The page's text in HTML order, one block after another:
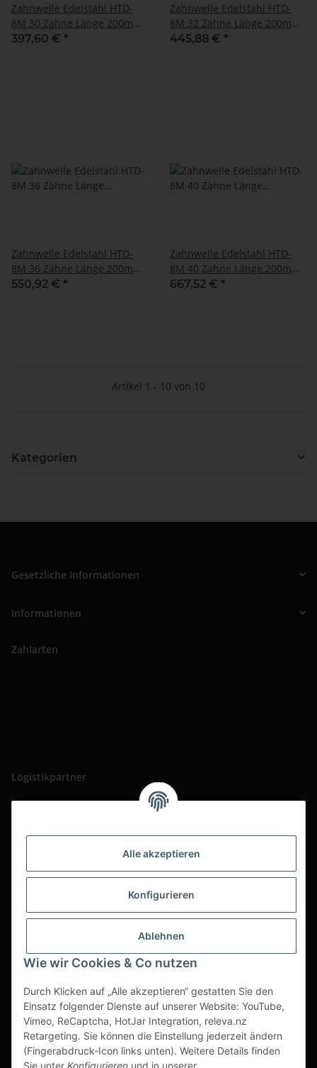
Alle akzeptieren
Konfigurieren
Ablehnen
Wie wir Cookies & Co nutzen
Durch Klicken auf „Alle akzeptieren“ gestatten Sie den
Einsatz folgender Dienste auf unserer Website: YouTube,
Vimeo, ReCaptcha, HotJar Integration, releva.nz
Retargeting. Sie können die Einstellung jederzeit ändern
(Fingerabdruck-Icon links unten). Weitere Details finden
Sie unter Konfigurieren und in unserer
Zahnwelle Edelstahl HTD-
8M 30 Zähne Länge 200mm
1.4305
397,60 € *
Zahnwelle Edelstahl HTD-
8M 32 Zähne Länge 200mm
1.4305
445,88 € *
Zahnwelle Edelstahl HTD-
8M 36 Zähne Länge 200mm
1.4305
550,92 € *
Zahnwelle Edelstahl HTD-
8M 40 Zähne Länge 200mm
1.4305
667,52 € *
Artikel 1 - 10 von 10
Kategorien
Gesetzliche Informationen
Informationen
Zahlarten
Logistikpartner
Vertrag widerrufen